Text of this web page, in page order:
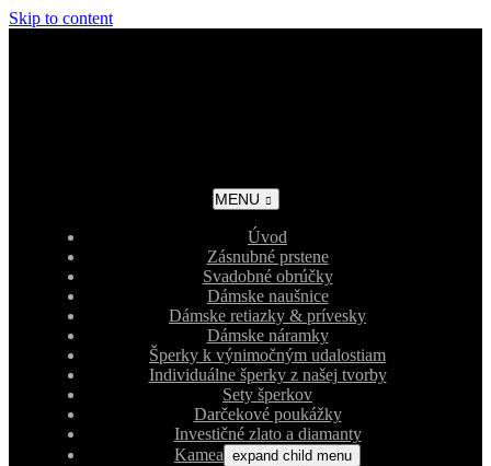
Skip to content
MENU
Úvod
Zásnubné prstene
Svadobné obrúčky
Dámske naušnice
Dámske retiazky & prívesky
Dámske náramky
Šperky k výnimočným udalostiam
Individuálne šperky z našej tvorby
Sety šperkov
Darčekové poukážky
Investičné zlato a diamanty
Kamea expand child menu